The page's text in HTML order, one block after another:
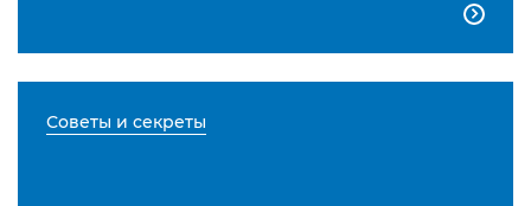

Советы и секреты